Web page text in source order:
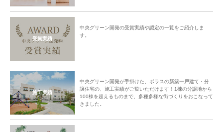
受賞実績
中央グリーン開発の受賞実績や認定の一覧をご紹介しま
す。
施工実績
中央グリーン開発が手掛けた、ポラスの新築一戸建て・分
譲住宅の、施工実績がご覧いただけます！1棟の分譲地から
100棟を超えるものまで、多種多様な街づくりをおこなって
きました。